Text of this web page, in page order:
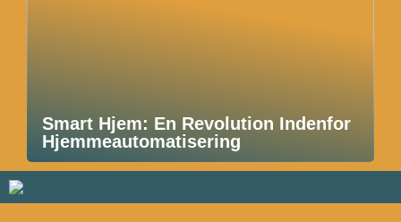
Smart Hjem: En Revolution Indenfor
Hjemmeautomatisering